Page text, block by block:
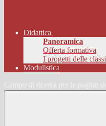
Didattica
Panoramica
Offerta formativa
I progetti delle classi
Modulistica